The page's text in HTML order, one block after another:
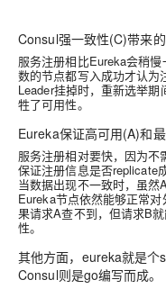
Consul强一致性(C)带来的
服务注册相比Eureka会稍
数的节点都写入成功才认为
Leader挂掉时，重新选举
牲了可用性。
Eureka保证高可用(A)和最
服务注册相对要快，因为
保证注册信息是否replicate
当数据出现不一致时，虽
Eureka节点依然能够正常
果请求A查不到，但请求B
性。
其他方面，eureka就是
Consul则是go编写而成。